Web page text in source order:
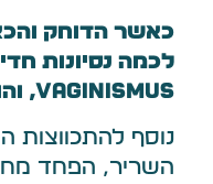
כאשר הדוחק
לכמה נסיונות
Vaginismus, והוא דורש טפול
נוסף להתכווצות
השריר, הפחד